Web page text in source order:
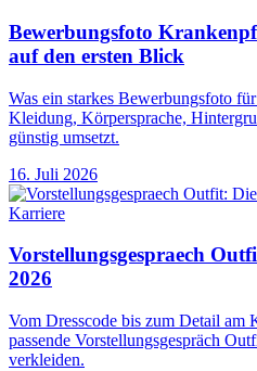
Bewerbungsfoto
auf den ersten Blick
Was ein starkes Bewerbungsfoto
Kleidung, Körpersprache,
günstig umsetzt.
16. Juli 2026
Karriere
Vorstellungsgespraech
2026
Vom Dresscode bis zum Detail am
passende Vorstellungsgespräch
verkleiden.